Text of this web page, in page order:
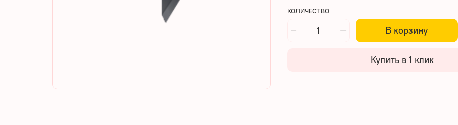
КОЛИЧЕСТВО
В корзину
Купить в 1 клик